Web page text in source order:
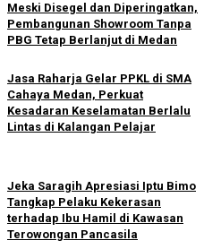
Meski Disegel dan Diperingatkan,
Pembangunan Showroom Tanpa
PBG Tetap Berlanjut di Medan
Jasa Raharja Gelar PPKL di SMA
Cahaya Medan, Perkuat
Kesadaran Keselamatan Berlalu
Lintas di Kalangan Pelajar
Jeka Saragih Apresiasi Iptu Bimo
Tangkap Pelaku Kekerasan
terhadap Ibu Hamil di Kawasan
Terowongan Pancasila